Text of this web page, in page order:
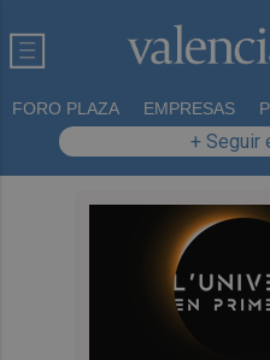
FORO PLAZA EMPRESAS
+ Seguir